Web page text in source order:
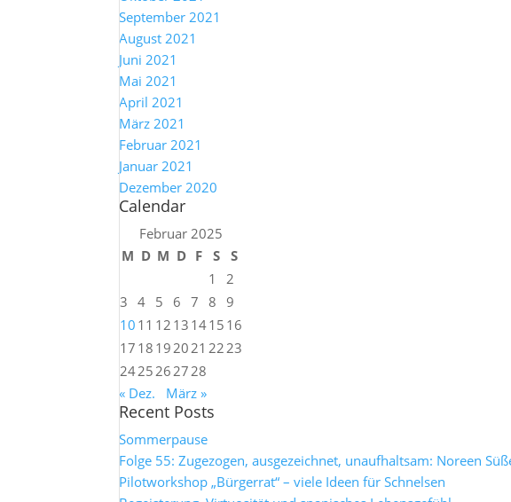
September 2021
August 2021
Juni 2021
Mai 2021
April 2021
März 2021
Februar 2021
Januar 2021
Dezember 2020
Calendar
Februar 2025
M D M D F S
S
1
2
3
4 5 6 7 8
9
10 11 12 13 1415 16
17 18 192021 2223
2425262728
« Dez.
März »
Recent Posts
Sommerpause
Folge 55: Zugezogen, ausgezeichnet, unaufhaltsam: Noreen
Pilotworkshop „Bürgerrat“ – viele Ideen für Schnelsen